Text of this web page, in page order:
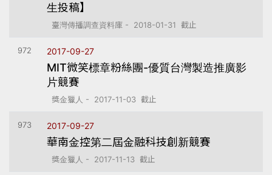
生投稿】
臺灣傳播調查資料庫 - 2018-01-31 截止
972 2017-09-27
MIT微笑標章粉絲團-優質台灣製造推廣影
片競賽
獎金獵人 - 2017-11-03 截止
973 2017-09-27
華南金控第二屆金融科技創新競賽
獎金獵人 - 2017-11-13 截止